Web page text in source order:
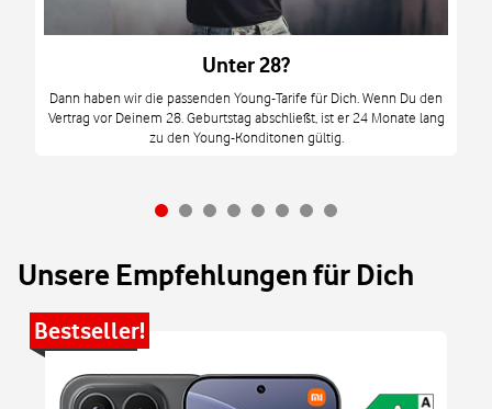
Unter 28?
Dann haben wir die passenden Young-Tarife für Dich. Wenn Du den
Vertrag vor Deinem 28. Geburtstag abschließt, ist er 24 Monate lang
zu den Young-Konditonen gültig.
Unsere Empfehlungen für Dich
Bestseller!